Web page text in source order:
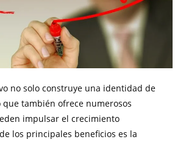
no solo construye una identidad de
también ofrece numerosos
impulsar el crecimiento
los principales beneficios es la